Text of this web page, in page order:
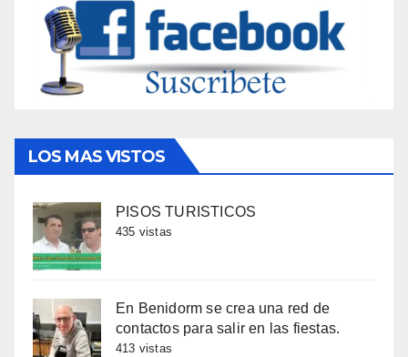
LOS MAS VISTOS
PISOS TURISTICOS
435 vistas
En Benidorm se crea una red de
contactos para salir en las fiestas.
413 vistas